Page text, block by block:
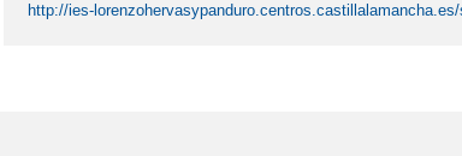
http://ies-